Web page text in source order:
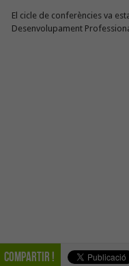
El cicle de conferències va
Desenvolupament
Compartir !